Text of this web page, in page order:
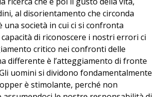
al disorientamento che circonda
società in cui ci si confronta
di riconoscere i nostri errori ci
critico nei confronti delle
differente è l’atteggiamento di fronte
uomini si dividono fondamentalmente
è stimolante, perché non